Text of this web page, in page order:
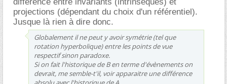
projections (dépendant du choix d'un référentiel).
Jusque là rien à dire donc.
Globalement il ne peut y avoir symétrie (tel que
rotation hyperbolique) entre les points de vue
respectif sinon paradoxe.
Si on fait l'historique de B en terme d'évènements on
devrait, me semble-t'il, voir apparaitre une différence